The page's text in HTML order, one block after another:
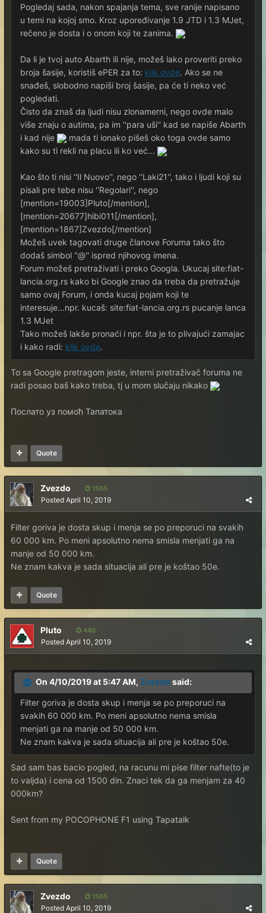
Pogledaj sada, nakon spajanja tema, sve ranije napisano
u temi na kojoj smo. Kroz upoređivanje 1.9 JTD i 1.3 MJet,
rečeno je dosta i o onom koji te zanima.
Da li je tvoj auto Abarth ili nije, možeš lako proveriti preko
broja šasije, koristiš ePER za to: klik ovde. Ako se ne
snađeš, slobodno napiši broj šasije, pa će ti neko već
pogledati.
Čisto da znaš da ljudi nisu zlonamerni, nego ovde malo
više znaju o autima, pa im ''para uši'' kad se napiše Abarth
i kad nije
mada ti ionako pišeš oko toga ovde samo
kako su ti rekli na placu ili ko već...
Kao što ti nisi ''Il Nuovo'', nego ''Laki21'', tako i ljudi koji su
pisali pre tebe nisu ''Regolari'', nego
[mention=19003]Pluto[/mention],
[mention=20677]hibi011[/mention],
[mention=1867]Zvezdo[/mention]
Možeš uvek tagovati druge članove Foruma tako što
dodaš simbol ''@'' ispred njihovog imena.
Forum možeš pretraživati i preko Googla. Ukucaj site:fiat-
lancia.org.rs kako bi Google znao da treba da pretražuje
samo ovaj Forum, i onda kucaj pojam koji te
interesuje...npr. kucaš: site:fiat-lancia.org.rs pucanje lanca
1.3 MJet
Tako možeš lakše pronaći i npr. šta je to plivajući zamajac
i kako radi: klik ovde.
To sa Google pretragom jeste, interni pretraživač foruma ne
radi posao baš kako treba, tj u mom slučaju nikako
Послато уз помоћ Тапатока
Quote
Zvezdo 1565
Posted April 10, 2019
Filter goriva je dosta skup i menja se po preporuci na svakih
60 000 km. Po meni apsolutno nema smisla menjati ga na
manje od 50 000 km.
Ne znam kakva je sada situacija ali pre je koštao 50e.
Quote
Pluto 448
Posted April 10, 2019
On 4/10/2019 at 5:47 AM, Zvezdo said:
Filter goriva je dosta skup i menja se po preporuci na
svakih 60 000 km. Po meni apsolutno nema smisla
menjati ga na manje od 50 000 km.
Ne znam kakva je sada situacija ali pre je koštao 50e.
Sad sam bas bacio pogled, na racunu mi pise filter nafte(to je
to valjda) i cena od 1500 din. Znaci tek da ga menjam za 40
000km?
Sent from my POCOPHONE F1 using Tapatalk
Quote
Zvezdo 1565
Posted April 10, 2019